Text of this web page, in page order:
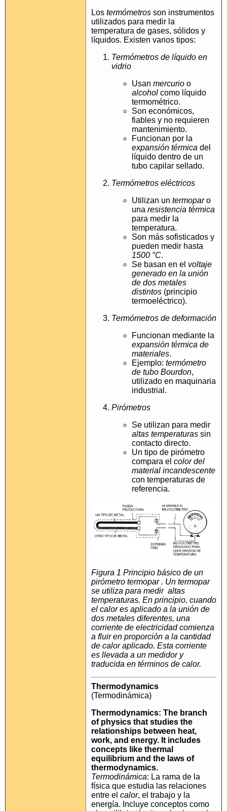
Los termómetros son instrumentos
utilizados para medir la
temperatura de gases, sólidos y
líquidos. Existen varios tipos:
Termómetros de líquido en
vidrio
Usan mercurio o
alcohol como líquido
termométrico.
Son económicos,
fiables y no requieren
mantenimiento.
Funcionan por la
expansión térmica del
líquido dentro de un
tubo capilar sellado.
Termómetros eléctricos
Utilizan un termoparo
una resistencia térmica
para medir la
temperatura.
Son más sofisticados y
pueden medir hasta
1500 °C.
Se basan en el voltaje
generado en la unión
de dos metales
distintos (principio
termoeléctrico).
Termómetros de deformación
Funcionan mediante la
expansión térmica de
materiales.
Ejemplo: termómetro
de tubo Bourdon,
utilizado en maquinaria
industrial.
Pirómetros
Se utilizan para medir
altas temperaturas sin
contacto directo.
Un tipo de pirómetro
compara el color del
material incandescente
con temperaturas de
referencia.
Figura 1 Principio básico de un
pirómetro termopar. Un termopar
se utiliza para medir altas
temperaturas. En principio, cuando
el calor es aplicado a la unión de
dos metales diferentes, una
corriente de electricidad comienza
a fluir en proporción a la cantidad
de calor aplicado. Esta corriente
es llevada a un medidor y
traducida en términos de calor.
Thermodynamics
(Termodinámica)
Thermodynamics: The branch
of physics that studies the
relationships between heat,
work, and energy. It includes
concepts like thermal
equilibrium and the laws of
thermodynamics.
Termodinámica: La rama de la
física que estudia las relaciones
entre el calor, el trabajo y la
energía. Incluye conceptos como